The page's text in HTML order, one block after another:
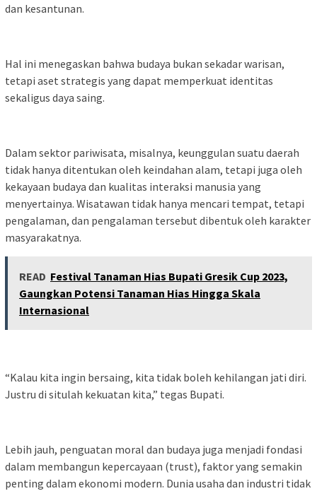
dan kesantunan.
Hal ini menegaskan bahwa budaya bukan sekadar warisan,
tetapi aset strategis yang dapat memperkuat identitas
sekaligus daya saing.
Dalam sektor pariwisata, misalnya, keunggulan suatu daerah
tidak hanya ditentukan oleh keindahan alam, tetapi juga oleh
kekayaan budaya dan kualitas interaksi manusia yang
menyertainya. Wisatawan tidak hanya mencari tempat, tetapi
pengalaman, dan pengalaman tersebut dibentuk oleh karakter
masyarakatnya.
READ Festival Tanaman Hias Bupati Gresik Cup 2023,
Gaungkan Potensi Tanaman Hias Hingga Skala
Internasional
“Kalau kita ingin bersaing, kita tidak boleh kehilangan jati diri.
Justru di situlah kekuatan kita,” tegas Bupati.
Lebih jauh, penguatan moral dan budaya juga menjadi fondasi
dalam membangun kepercayaan (trust), faktor yang semakin
penting dalam ekonomi modern. Dunia usaha dan industri tidak